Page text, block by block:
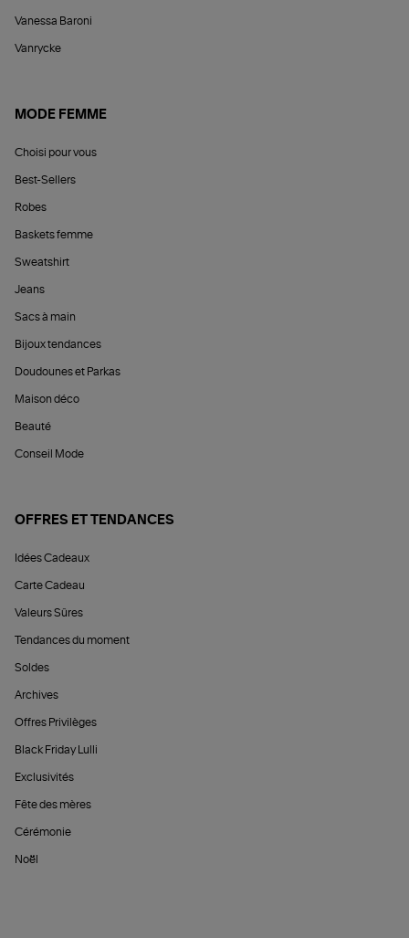
Vanessa Baroni
Vanrycke
MODE FEMME
Choisi pour vous
Best-Sellers
Robes
Baskets femme
Sweatshirt
Jeans
Sacs à main
Bijoux tendances
Doudounes et Parkas
Maison déco
Beauté
Conseil Mode
OFFRES ET TENDANCES
Idées Cadeaux
Carte Cadeau
Valeurs Sûres
Tendances du moment
Soldes
Archives
Offres Privilèges
Black Friday Lulli
Exclusivités
Fête des mères
Cérémonie
Noël